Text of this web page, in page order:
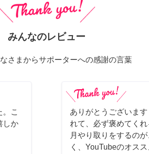
みんなのレビュー
さまからサポーターへの感謝の言葉
こ
しか
ありがとうございま
れて、必ず褒めてく
月やり取りをするの
く、YouTubeのオス